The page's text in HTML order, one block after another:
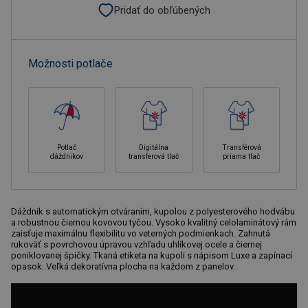
Pridať do obľúbených
Možnosti potlače
Potlač
dáždnikov
Digitálna
transferová tlač
Transférová
priama tlač
Dáždnik s automatickým otváraním, kupolou z polyesterového hodvábu
a robustnou čiernou kovovou tyčou. Vysoko kvalitný celolaminátový rám
zaisťuje maximálnu flexibilitu vo veterných podmienkach. Zahnutá
rukoväť s povrchovou úpravou vzhľadu uhlíkovej ocele a čiernej
poniklovanej špičky. Tkaná etiketa na kupoli s nápisom Luxe a zapínací
opasok. Veľká dekoratívna plocha na každom z panelov.